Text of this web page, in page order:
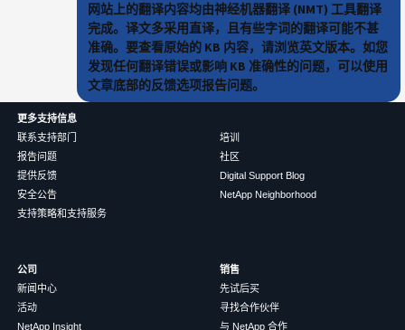
网站上的翻译内容均由神经机器翻译 (NMT) 工具翻译
完成。译文多采用直译，且有些字词的翻译可能不甚
准确。要查看原始的 KB 内容，请浏览英文版本。如您
发现任何翻译错误或影响 KB 准确性的问题，可以使用
文章底部的反馈选项报告问题。
更多支持信息
联系支持部门
报告问题
提供反馈
安全公告
支持策略和支持服务
培训
社区
Digital Support Blog
NetApp Neighborhood
公司
新闻中心
活动
NetApp Insight
销售
先试后买
寻找合作伙伴
与 NetApp 合作